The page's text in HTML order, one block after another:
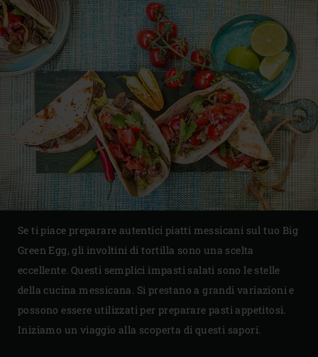
Se ti piace preparare autentici piatti messicani sul tuo Big
Green Egg, gli involtini di tortilla sono una scelta
eccellente. Questi semplici impasti salati sono le stelle
della cucina messicana. Si prestano a grandi variazioni e
possono essere utilizzati per preparare pasti appetitosi.
Iniziamo un viaggio alla scoperta di questi sapori.